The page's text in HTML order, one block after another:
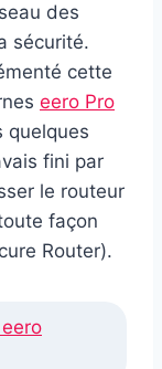
des
sécurité.
cette
eero Pro
quelques
fini par
le routeur
façon
Router).